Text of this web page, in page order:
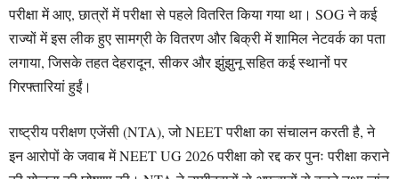
परीक्षा में आए, छात्रों में परीक्षा से पहले वितरित किया गया था। SOG ने कई
राज्यों में इस लीक हुए सामग्री के वितरण और बिक्री में शामिल नेटवर्क का पता
लगाया, जिसके तहत देहरादून, सीकर और झुंझुनू सहित कई स्थानों पर
गिरफ्तारियां हुईं।
राष्ट्रीय परीक्षण एजेंसी (NTA), जो NEET परीक्षा का संचालन करती है, ने
इन आरोपों के जवाब में NEET UG 2026 परीक्षा को रद्द कर पुनः परीक्षा कराने